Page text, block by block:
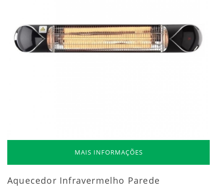
MAIS INFORMAÇÕES
Aquecedor Infravermelho Parede